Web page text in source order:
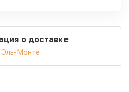
о доставке
Эль-Монте